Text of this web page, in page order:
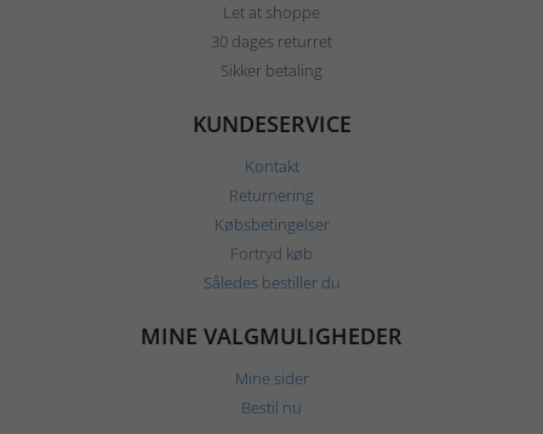
Let at shoppe
30 dages returret
Sikker betaling
KUNDESERVICE
Kontakt
Returnering
Købsbetingelser
Fortryd køb
Således bestiller du
MINE VALGMULIGHEDER
Mine sider
Bestil nu